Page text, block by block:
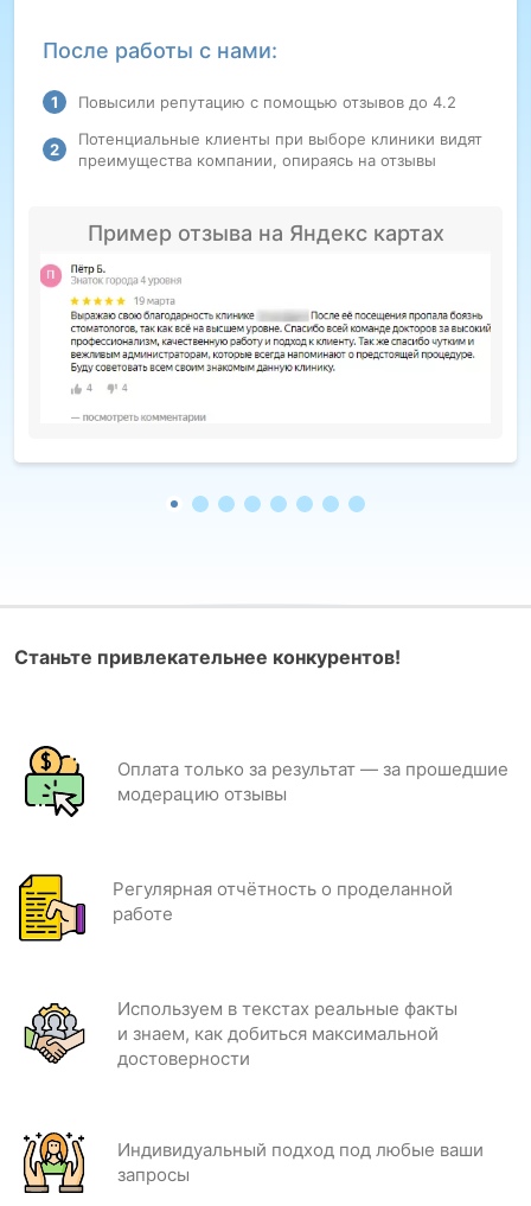
После работы с нами:
Повысили репутацию с помощью отзывов до 4.2
Потенциальные клиенты при выборе клиники видят
преимущества компании, опираясь на отзывы
Пример отзыва на Яндекс картах
Станьте привлекательнее конкурентов!
Оплата только за результат — за прошедшие
модерацию отзывы
Регулярная отчётность о проделанной
работе
Используем в текстах реальные факты
и знаем, как добиться максимальной
достоверности
Индивидуальный подход под любые ваши
запросы